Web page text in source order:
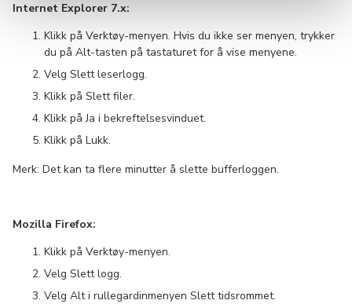
Internet Explorer 7.x:
Klikk på Verktøy-menyen. Hvis du ikke ser menyen, trykker
du på Alt-tasten på tastaturet for å vise menyene.
Velg Slett leserlogg.
Klikk på Slett filer.
Klikk på Ja i bekreftelsesvinduet.
Klikk på Lukk.
Merk: Det kan ta flere minutter å slette bufferloggen.
Mozilla Firefox:
Klikk på Verktøy-menyen.
Velg Slett logg.
Velg Alt i rullegardinmenyen Slett tidsrommet.